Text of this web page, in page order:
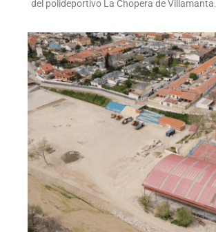
del polideportivo La Chopera de Villamanta.